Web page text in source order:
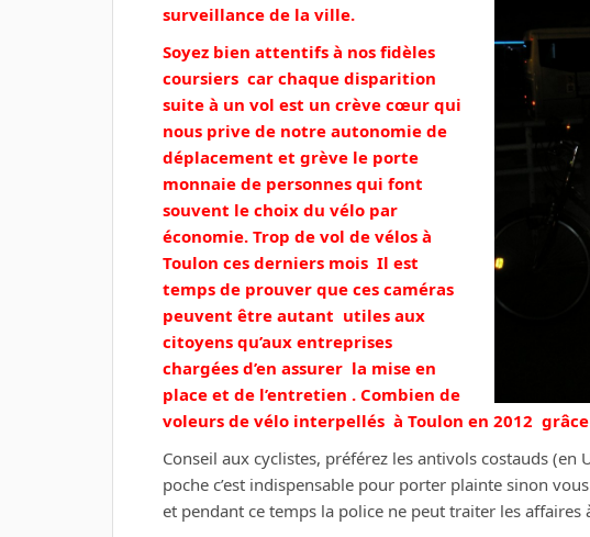
surveillance de la ville.
Soyez bien attentifs à nos fidèles
coursiers car chaque disparition
suite à un vol est un crève cœur qui
nous prive de notre autonomie de
déplacement et grève le porte
monnaie de personnes qui font
souvent le choix du vélo par
économie. Trop de vol de vélos à
Toulon ces derniers mois Il est
temps de prouver que ces caméras
peuvent être autant utiles aux
citoyens qu’aux entreprises
chargées d’en assurer la mise en
place et de l’entretien . Combien de
voleurs de vélo interpellés à Toulon en 2012
Conseil aux cyclistes, préférez les antivols costauds (en
poche c’est indispensable pour porter plainte sinon
et pendant ce temps la police ne peut traiter les affaires